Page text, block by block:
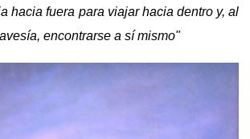
hacia fuera para viajar hacia dentro y, al
encontrarse a sí mismo"